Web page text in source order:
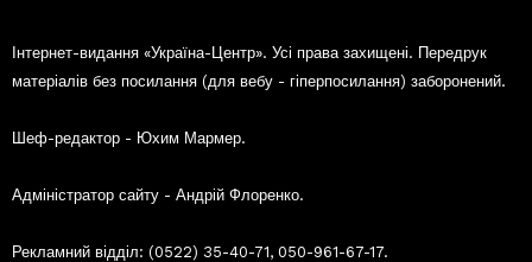
Інтернет-видання «Україна-Центр». Усі права захищені. Передрук
матеріалів без посилання (для вебу - гіперпосилання) заборонений.
Шеф-редактор - Юхим Мармер.
Адміністратор сайту - Андрій Флоренко.
Рекламний відділ: (0522) 35-40-71, 050-961-67-17.